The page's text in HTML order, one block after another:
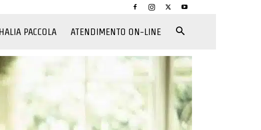
PACCOLA ATENDIMENTO ON-LINE